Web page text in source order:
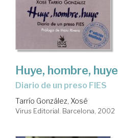
Huye, hombre, huye
diario de un preso FIES
Tarrío González, Xosé
Virus Editorial. Barcelona, 2002